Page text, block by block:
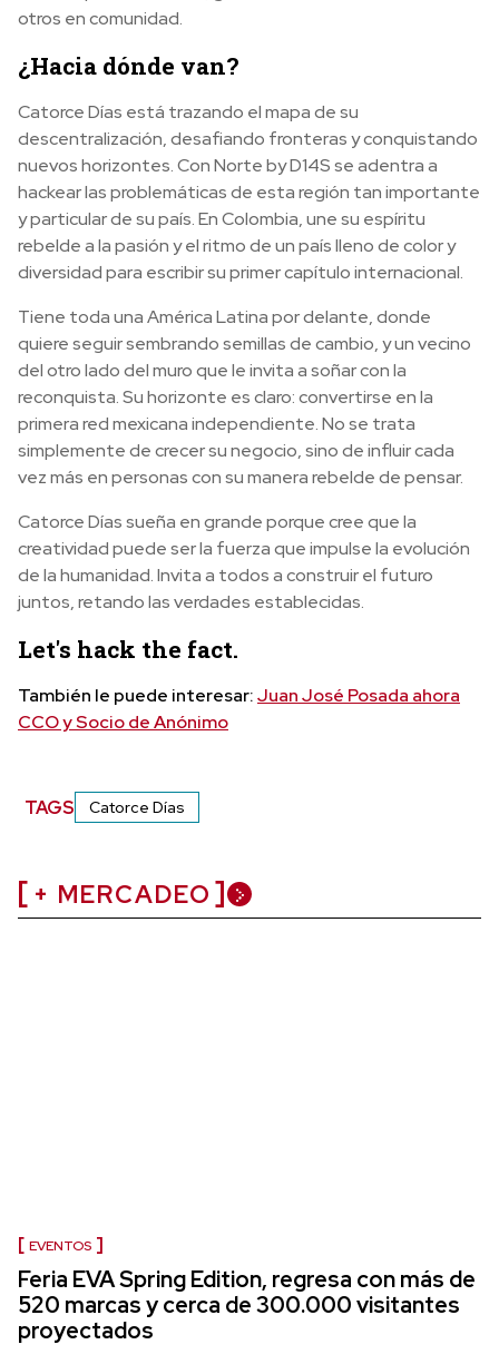
otros en comunidad.
¿Hacia dónde van?
Catorce Días está trazando el mapa de su
descentralización, desafiando fronteras y conquistando
nuevos horizontes. Con Norte by D14S se adentra a
hackear las problemáticas de esta región tan importante
y particular de su país. En Colombia, une su espíritu
rebelde a la pasión y el ritmo de un país lleno de color y
diversidad para escribir su primer capítulo internacional.
Tiene toda una América Latina por delante, donde
quiere seguir sembrando semillas de cambio, y un vecino
del otro lado del muro que le invita a soñar con la
reconquista. Su horizonte es claro: convertirse en la
primera red mexicana independiente. No se trata
simplemente de crecer su negocio, sino de influir cada
vez más en personas con su manera rebelde de pensar.
Catorce Días sueña en grande porque cree que la
creatividad puede ser la fuerza que impulse la evolución
de la humanidad. Invita a todos a construir el futuro
juntos, retando las verdades establecidas.
Let's hack the fact.
También le puede interesar:Juan José Posada ahora
CCO y Socio de Anónimo
TAGS Catorce Días
+ MERCADEO
EVENTOS
Feria EVA Spring Edition, regresa con más de
520 marcas y cerca de 300.000 visitantes
proyectados